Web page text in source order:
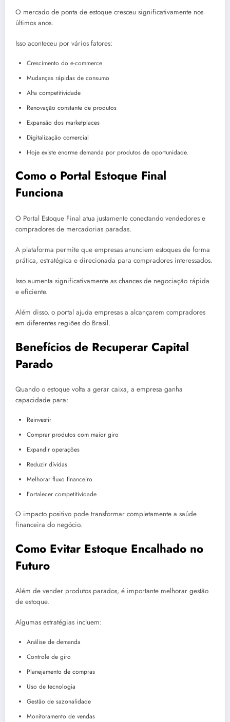
O mercado de ponta de estoque cresceu significativamente nos
últimos anos.
Isso aconteceu por vários fatores:
Crescimento do e-commerce
Mudanças rápidas de consumo
Alta competitividade
Renovação constante de produtos
Expansão dos marketplaces
Digitalização comercial
Hoje existe enorme demanda por produtos de oportunidade.
Como o Portal Estoque Final
Funciona
O Portal Estoque Final atua justamente conectando vendedores e
compradores de mercadorias paradas.
A plataforma permite que empresas anunciem estoques de forma
prática, estratégica e direcionada para compradores interessados.
Isso aumenta significativamente as chances de negociação rápida
e eficiente.
Além disso, o portal ajuda empresas a alcançarem compradores
em diferentes regiões do Brasil.
Benefícios de Recuperar Capital
Parado
Quando o estoque volta a gerar caixa, a empresa ganha
capacidade para:
Reinvestir
Comprar produtos com maior giro
Expandir operações
Reduzir dívidas
Melhorar fluxo financeiro
Fortalecer competitividade
O impacto positivo pode transformar completamente a saúde
financeira do negócio.
Como Evitar Estoque Encalhado no
Futuro
Além de vender produtos parados, é importante melhorar gestão
de estoque.
Algumas estratégias incluem:
Análise de demanda
Controle de giro
Planejamento de compras
Uso de tecnologia
Gestão de sazonalidade
Monitoramento de vendas